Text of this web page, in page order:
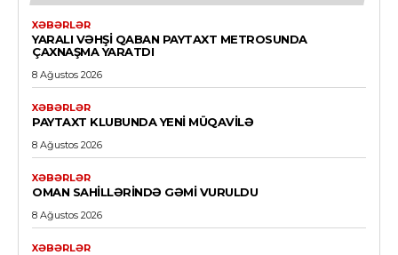
XƏBƏRLƏR
YARALI VƏHŞI QABAN PAYTAXT METROSUNDA
ÇAXNAŞMA YARATDI
8 Ağustos 2026
XƏBƏRLƏR
PAYTAXT KLUBUNDA YENI MÜQAVILƏ
8 Ağustos 2026
XƏBƏRLƏR
OMAN SAHILLƏRINDƏ GƏMI VURULDU
8 Ağustos 2026
XƏBƏRLƏR